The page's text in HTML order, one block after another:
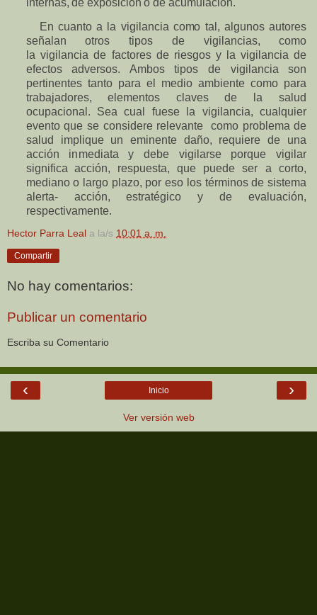
En cuanto a la vigilancia como tal, algunos autores
señalan
otros tipos de vigilancias, como
la vigilancia de factores de riesgos y la vigilancia de
efectos
adversos. Ambos tipos de
vigilancia son
pertinentes tanto para el medio ambiente como para
trabajadores, elementos claves de la
salud
ocupacional. Sea cual fuese la vigilancia, cualquier
evento que se considere re evante como problema de
salud
implique un eminente daño, requiere de
una
acción
inmediata y debe vigilarse porque
vigilar
significa acción, respuesta, que puede ser a
corto,
mediano o largo plazo, por eso los términos de sistema
al erta- acción, estratégico y de
evaluación,
respectivamente.
Hector Parra Leal a la/s 10:01 a. m.
Compartir
No hay comentarios:
Publicar un comentario
Escriba su Comentario
‹ ›
Inicio
Ver versión web